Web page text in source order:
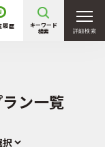
詳細検索
履歴
キーワード
検索
ン一覧